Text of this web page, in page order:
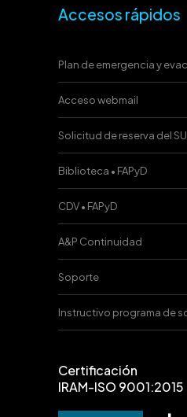
Accesos rápidos
Plan de emergencia y
Acceso webmail
Solicitud de reserva del
Biblioteca • FAPyD
CDV • FAPyD
A&P Continuidad
Soporte
Instructivo programa de
Certificación
IRAM-ISO 9001:2015